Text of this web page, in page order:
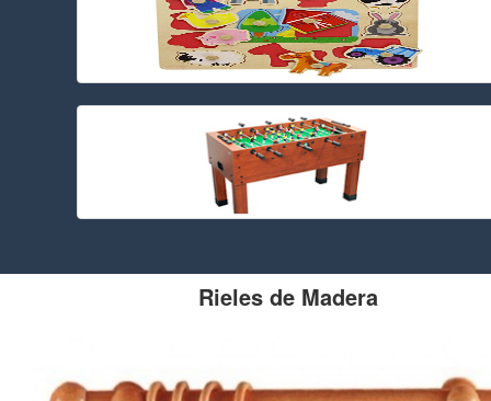
Rieles de Madera